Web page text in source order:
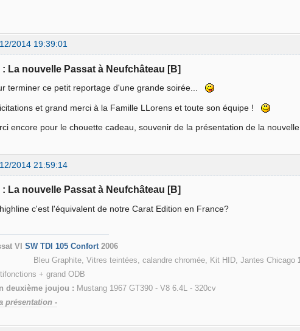
2014 19:39:01
: La nouvelle Passat à Neufchâteau [B]
terminer ce petit reportage d'une grande soirée...
et grand merci à la Famille LLorens et toute son équipe !
encore pour le chouette cadeau, souvenir de la présentation de la
2014 21:59:14
: La nouvelle Passat à Neufchâteau [B]
c'est l'équivalent de notre Carat Edition en France?
VISW TDI 105 Confort2006
Graphite, Vitres teintées, calandre chromée, Kit HID, Jantes Chicago
+ grand ODB
deuxième joujou : Mustang 1967 GT390 - V8 6.4L - 320cv
présentation -